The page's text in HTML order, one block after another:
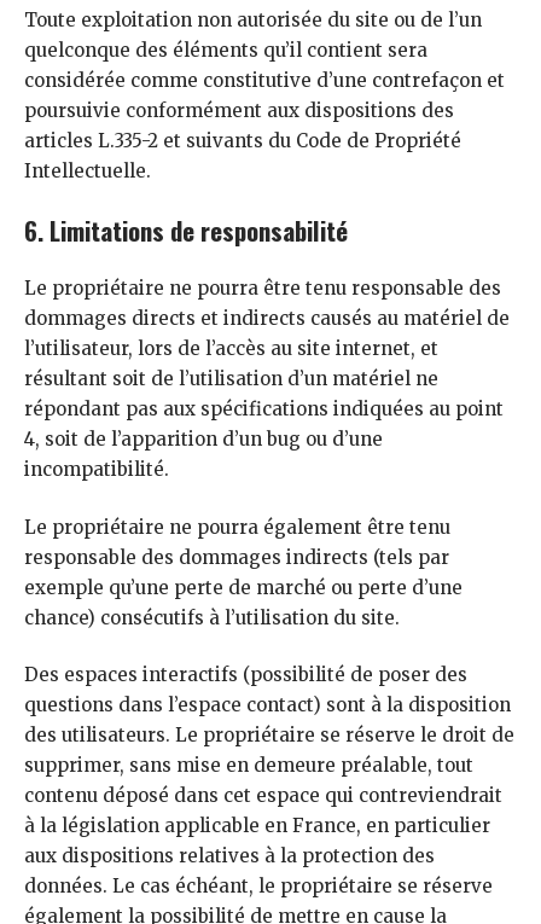
Toute exploitation non autorisée du site ou de l’un
quelconque des éléments qu’il contient sera
considérée comme constitutive d’une contrefaçon et
poursuivie conformément aux dispositions des
articles L.335-2 et suivants du Code de Propriété
Intellectuelle.
6. Limitations de responsabilité
Le propriétaire ne pourra être tenu responsable des
dommages directs et indirects causés au matériel de
l’utilisateur, lors de l’accès au site internet, et
résultant soit de l’utilisation d’un matériel ne
répondant pas aux spécifications indiquées au point
4, soit de l’apparition d’un bug ou d’une
incompatibilité.
Le propriétaire ne pourra également être tenu
responsable des dommages indirects (tels par
exemple qu’une perte de marché ou perte d’une
chance) consécutifs à l’utilisation du site.
Des espaces interactifs (possibilité de poser des
questions dans l’espace contact) sont à la disposition
des utilisateurs. Le propriétaire se réserve le droit de
supprimer, sans mise en demeure préalable, tout
contenu déposé dans cet espace qui contreviendrait
à la législation applicable en France, en particulier
aux dispositions relatives à la protection des
données. Le cas échéant, le propriétaire se réserve
également la possibilité de mettre en cause la